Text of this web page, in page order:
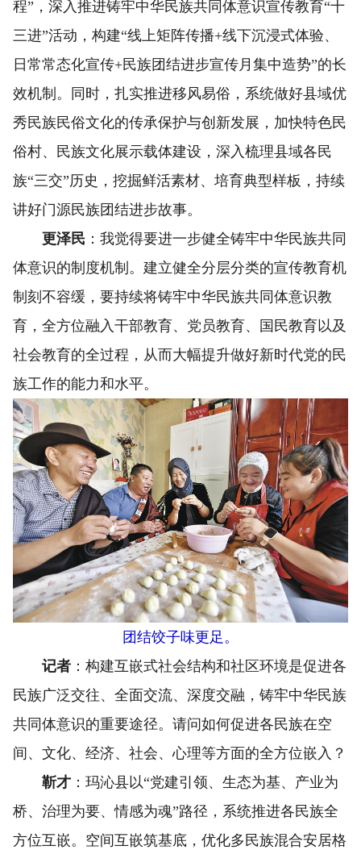
程”，深入推进铸牢中华民族共同体意识宣传教育“十
三进”活动，构建“线上矩阵传播+线下沉浸式体验、
日常常态化宣传+民族团结进步宣传月集中造势”的长
效机制。同时，扎实推进移风易俗，系统做好县域优
秀民族民俗文化的传承保护与创新发展，加快特色民
俗村、民族文化展示载体建设，深入梳理县域各民
族“三交”历史，挖掘鲜活素材、培育典型样板，持续
讲好门源民族团结进步故事。
更泽民 ：我觉得要进一步健全铸牢中华民族共同
体意识的制度机制。建立健全分层分类的宣传教育机
制刻不容缓，要持续将铸牢中华民族共同体意识教
育，全方位融入干部教育、党员教育、国民教育以及
社会教育的全过程，从而大幅提升做好新时代党的民
族工作的能力和水平。
团结饺子味更足。
记者 ：构建互嵌式社会结构和社区环境是促进各
民族广泛交往、全面交流、深度交融，铸牢中华民族
共同体意识的重要途径。请问如何促进各民族在空
间、文化、经济、社会、心理等方面的全方位嵌入？
靳才 ：玛沁县以“党建引领、生态为基、产业为
桥、治理为要、情感为魂”路径，系统推进各民族全
方位互嵌。空间互嵌筑基底，优化多民族混合安居格